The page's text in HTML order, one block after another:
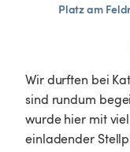
Platzam
Wir durften bei
sind rundum
wurde hier mit
einladender